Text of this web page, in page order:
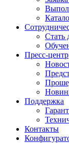
Стать
Пресс-центр
Поддержка
Контакты